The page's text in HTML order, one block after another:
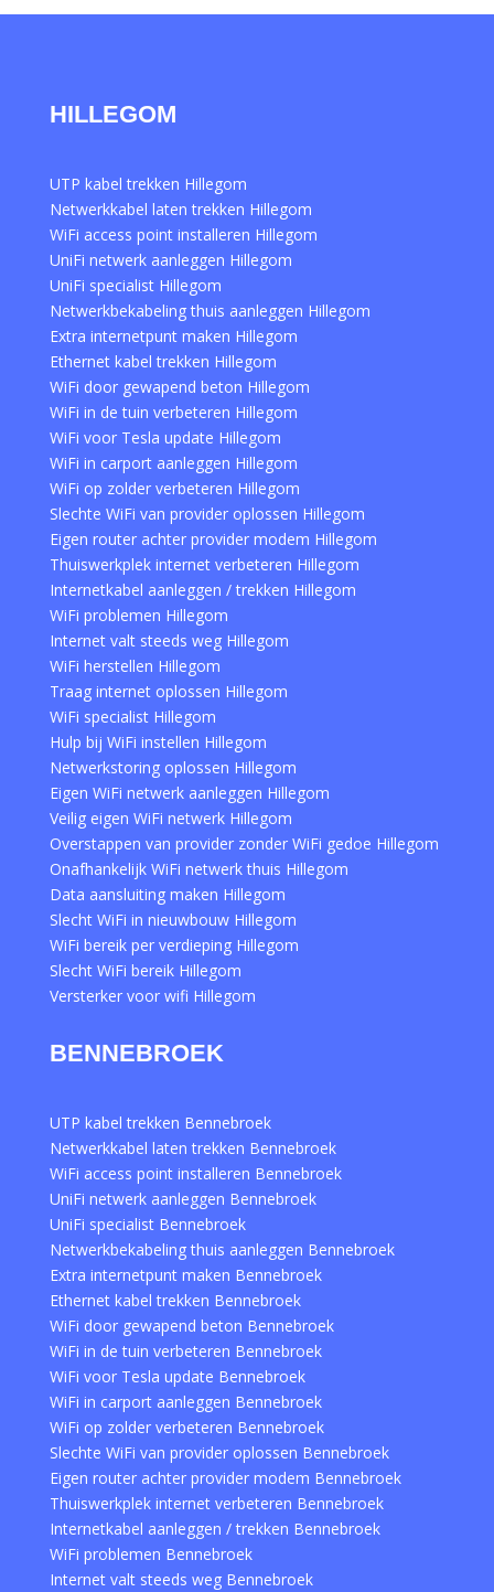
HILLEGOM
UTP kabel trekken Hillegom
Netwerkkabel laten trekken Hillegom
WiFi access point installeren Hillegom
UniFi netwerk aanleggen Hillegom
UniFi specialist Hillegom
Netwerkbekabeling thuis aanleggen Hillegom
Extra internetpunt maken Hillegom
Ethernet kabel trekken Hillegom
WiFi door gewapend beton Hillegom
WiFi in de tuin verbeteren Hillegom
WiFi voor Tesla update Hillegom
WiFi in carport aanleggen Hillegom
WiFi op zolder verbeteren Hillegom
Slechte WiFi van provider oplossen Hillegom
Eigen router achter provider modem Hillegom
Thuiswerkplek internet verbeteren Hillegom
Internetkabel aanleggen / trekken Hillegom
WiFi problemen Hillegom
Internet valt steeds weg Hillegom
WiFi herstellen Hillegom
Traag internet oplossen Hillegom
WiFi specialist Hillegom
Hulp bij WiFi instellen Hillegom
Netwerkstoring oplossen Hillegom
Eigen WiFi netwerk aanleggen Hillegom
Veilig eigen WiFi netwerk Hillegom
Overstappen van provider zonder WiFi gedoe Hillegom
Onafhankelijk WiFi netwerk thuis Hillegom
Data aansluiting maken Hillegom
Slecht WiFi in nieuwbouw Hillegom
WiFi bereik per verdieping Hillegom
Slecht WiFi bereik Hillegom
Versterker voor wifi Hillegom
BENNEBROEK
UTP kabel trekken Bennebroek
Netwerkkabel laten trekken Bennebroek
WiFi access point installeren Bennebroek
UniFi netwerk aanleggen Bennebroek
UniFi specialist Bennebroek
Netwerkbekabeling thuis aanleggen Bennebroek
Extra internetpunt maken Bennebroek
Ethernet kabel trekken Bennebroek
WiFi door gewapend beton Bennebroek
WiFi in de tuin verbeteren Bennebroek
WiFi voor Tesla update Bennebroek
WiFi in carport aanleggen Bennebroek
WiFi op zolder verbeteren Bennebroek
Slechte WiFi van provider oplossen Bennebroek
Eigen router achter provider modem Bennebroek
Thuiswerkplek internet verbeteren Bennebroek
Internetkabel aanleggen / trekken Bennebroek
WiFi problemen Bennebroek
Internet valt steeds weg Bennebroek